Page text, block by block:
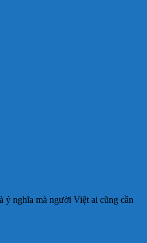
nghĩa mà người Việt ai cũng cần